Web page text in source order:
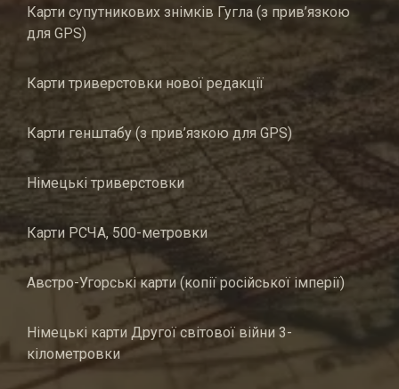
Карти супутникових знімків Гугла (з прив’язкою
для GPS)
Карти триверстовки нової редакції
Карти генштабу (з прив’язкою для GPS)
Німецькі триверстовки
Карти РСЧА, 500-метровки
Австро-Угорські карти (копії російської імперії)
Німецькі карти Другої світової війни 3-
кілометровки